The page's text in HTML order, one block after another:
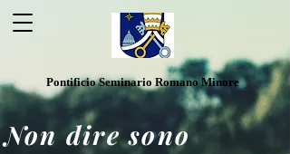
Pontificio Seminario Romano Minore
Non dire sono